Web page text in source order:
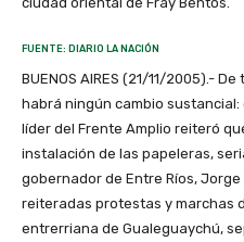
FUENTE: DIARIO LA NACIÓN
BUENOS AIRES (21/11/2005).-
habrá ningún cambio
líder del Frente Amplio reiteró
instalación de las papeleras,
gobernador de Entre Ríos,
reiteradas protestas y marchas
entrerriana de Gualeguaychú,